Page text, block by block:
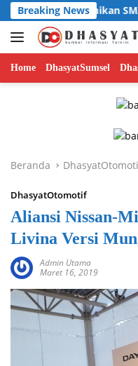
Langsung
ke
konten
Breaking News
Resmikan SMA Negeri
Home DhasyatSumsel
Beranda
DhasyatOtomotif
Aliansi Nissan-
Livina Versi
Admin Utama
Maret 16, 2019